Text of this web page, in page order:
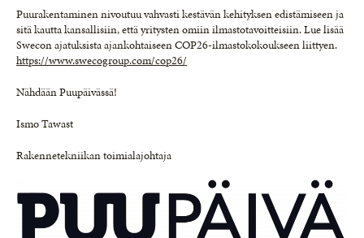
Puurakentaminen nivoutuu vahvasti kestävän kehityksen edistämiseen ja
sitä kautta kansallisiin, että yritysten omiin ilmastotavoitteisiin. Lue lisää
Swecon ajatuksista ajankohtaiseen COP26-ilmastokokoukseen liittyen.
https://www.swecogroup.com/cop26/
Nähdään Puupäivässä!
Ismo Tawast
Rakennetekniikan toimialajohtaja